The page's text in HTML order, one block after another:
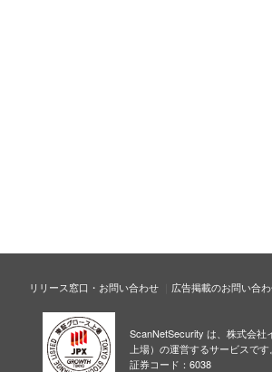
リリース窓口・お問い合わせ 広告掲載のお問い合
ScanNetSecurity は、株式会社
上場）の運営するサービスです
証券コード：6038